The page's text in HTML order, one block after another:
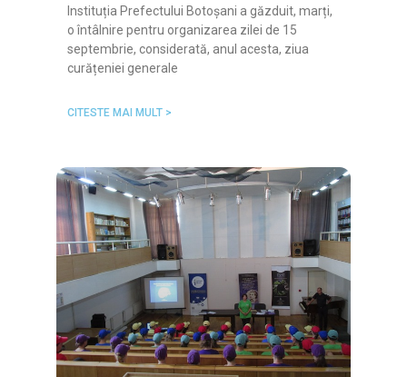
Instituția Prefectului Botoșani a găzduit, marți,
o întâlnire pentru organizarea zilei de 15
septembrie, considerată, anul acesta, ziua
curățeniei generale
CITESTE MAI MULT >